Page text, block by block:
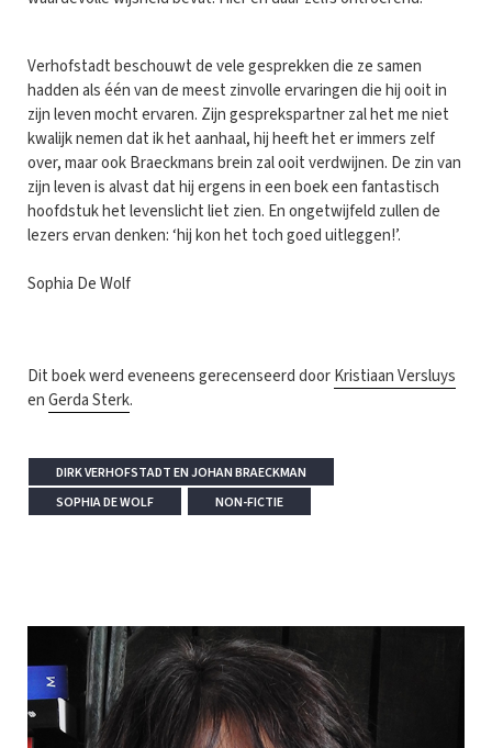
Verhofstadt beschouwt de vele gesprekken die ze samen
hadden als één van de meest zinvolle ervaringen die hij ooit in
zijn leven mocht ervaren. Zijn gesprekspartner zal het me niet
kwalijk nemen dat ik het aanhaal, hij heeft het er immers zelf
over, maar ook Braeckmans brein zal ooit verdwijnen. De zin van
zijn leven is alvast dat hij ergens in een boek een fantastisch
hoofdstuk het levenslicht liet zien. En ongetwijfeld zullen de
lezers ervan denken: ‘hij kon het toch goed uitleggen!’.
Sophia De Wolf
Dit boek werd eveneens gerecenseerd doorKristiaan Versluys
enGerda Sterk.
DIRK VERHOFSTADT EN JOHAN BRAECKMAN
SOPHIA DE WOLF
NON-FICTIE